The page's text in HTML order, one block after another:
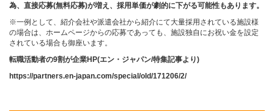
為、直接応募(無料応募)が増え、採用単価が劇的に下がる可能性もあります。
※一例として、紹介会社や派遣会社から紹介にて大量採用されている施設様
の場合は、ホームページからの応募であっても、施設独自にお祝い金を設定
されている場合も御座います。
転職活動者の9割が企業HP(エン・ジャパン/特集記事より)
https://partners.en-japan.com/special/old/171206/2/